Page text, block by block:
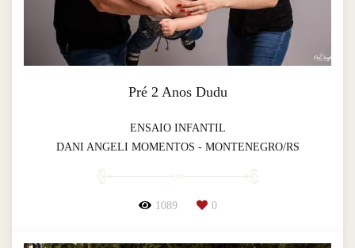
Pré 2 Anos Dudu
ENSAIO INFANTIL
DANI ANGELI MOMENTOS - MONTENEGRO/RS
1089 0